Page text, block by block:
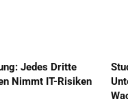
Jedes Dritte
Nimmt IT-Risiken